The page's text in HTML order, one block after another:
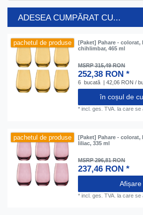
ADESEA CUMPĂRAT CU...
pachetul de produse
[Paket] Pahare - colorat,
chihlimbar, 465 ml
MSRP 315,49 RON
252,38 RON *
6 bucată | 42,06 RON /
în coșul de
*incl. ges. TVA. la care se
pachetul de produse
[Paket] Pahare - colorat,
liliac, 335 ml
MSRP 296,81 RON
237,46 RON *
*incl. ges. TVA. la care se